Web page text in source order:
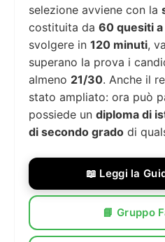
selezione avviene con la
costituita da 60 quesiti
svolgere in 120 minuti,
superano la prova i
almeno 21/30. Anche il
stato ampliato: ora può
possiede un diploma di
di secondo grado di
📖 Leggi la
📘 Gruppo